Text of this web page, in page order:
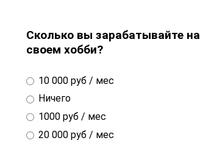
Сколько вы зарабатывайте на
своем хобби?
10 000 руб / мес
Ничего
1000 руб / мес
20 000 руб / мес